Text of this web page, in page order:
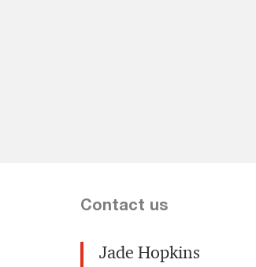
Contact us
Jade Hopkins